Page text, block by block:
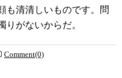
も清清しいものです。問
りがないからだ。
Comment(0)